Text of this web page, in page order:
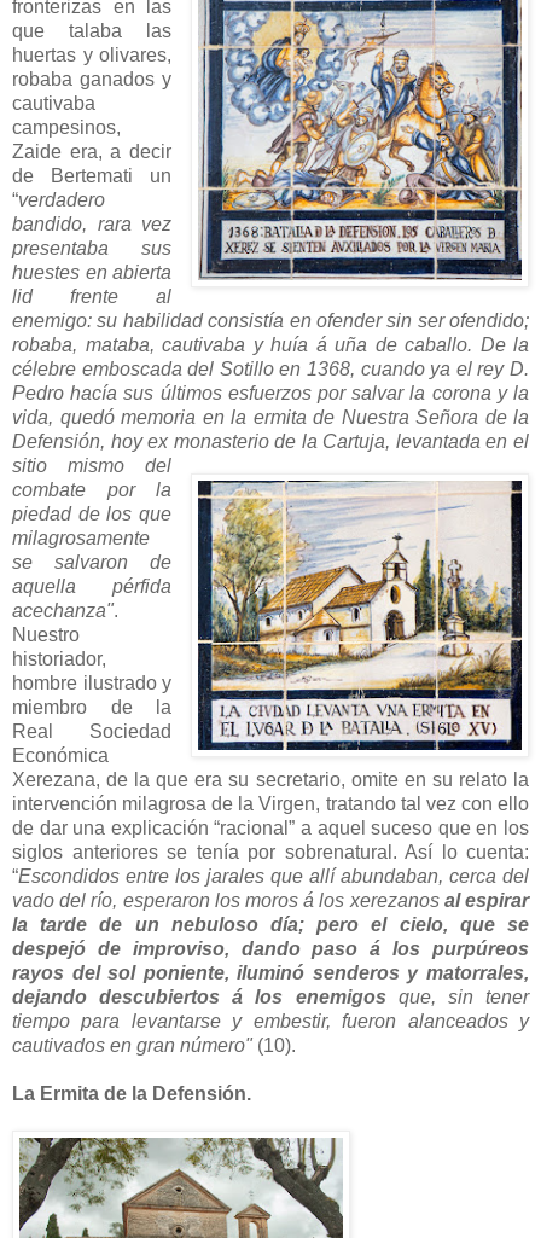
fronterizas en las
que talaba las
huertas y olivares,
robaba ganados y
cautivaba
campesinos,
Zaide era, a decir
de Bertemati un
“verdadero
bandido, rara vez
presentaba sus
huestes en abierta
lid frente al
enemigo: su habilidad consistía en ofender sin ser ofendido;
robaba, mataba, cautivaba y huía á uña de caballo. De la
célebre emboscada del Sotillo en 1368, cuando ya el rey D.
Pedro hacía sus últimos esfuerzos por salvar la corona y la
vida, quedó memoria en la ermita de Nuestra Señora de la
Defensión, hoy ex monasterio de la Cartuja, levantada en el
sitio mismo del
combate por la
piedad de los que
milagrosamente
se salvaron de
aquella pérfida
acechanza".
Nuestro
historiador,
hombre ilustrado y
miembro de la
Real Sociedad
Económica
Xerezana, de la que era su secretario, omite en su relato la
intervención milagrosa de la Virgen, tratando tal vez con ello
de dar una explicación “racional” a aquel suceso que en los
siglos anteriores se tenía por sobrenatural. Así lo cuenta:
“Escondidos entre los jarales que allí abundaban, cerca del
vado del río, esperaron los moros á los xerezanos al espirar
la tarde de un nebuloso día; pero el cielo, que se
despejó de improviso, dando paso á los purpúreos
rayos del sol poniente, iluminó senderos y matorrales,
dejando descubiertos á los enemigos que, sin tener
tiempo para levantarse y embestir, fueron alanceados y
cautivados en gran número" (10).
La Ermita de la Defensión.